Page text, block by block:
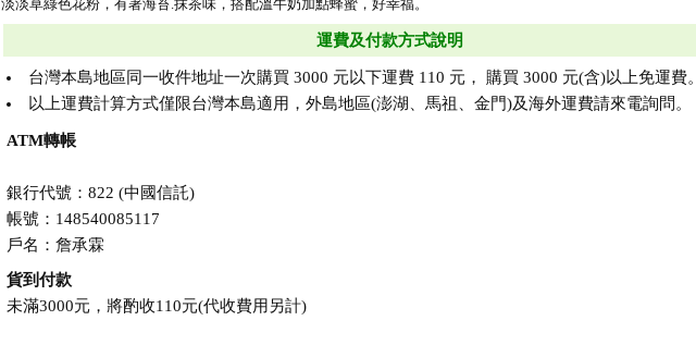
淡淡草綠色花粉，有著海苔.抹茶味，搭配溫牛奶加點蜂蜜，好幸福。
運費及付款方式說明
台灣本島地區同一收件地址一次購買 3000 元以下運費 110 元， 購買 3000 元(含)以上免運費。
以上運費計算方式僅限台灣本島適用，外島地區(澎湖、馬祖、金門)及海外運費請來電詢問。
ATM轉帳
銀行代號：822 (中國信託)
帳號：148540085117
戶名：詹承霖
貨到付款
未滿3000元，將酌收110元(代收費用另計)